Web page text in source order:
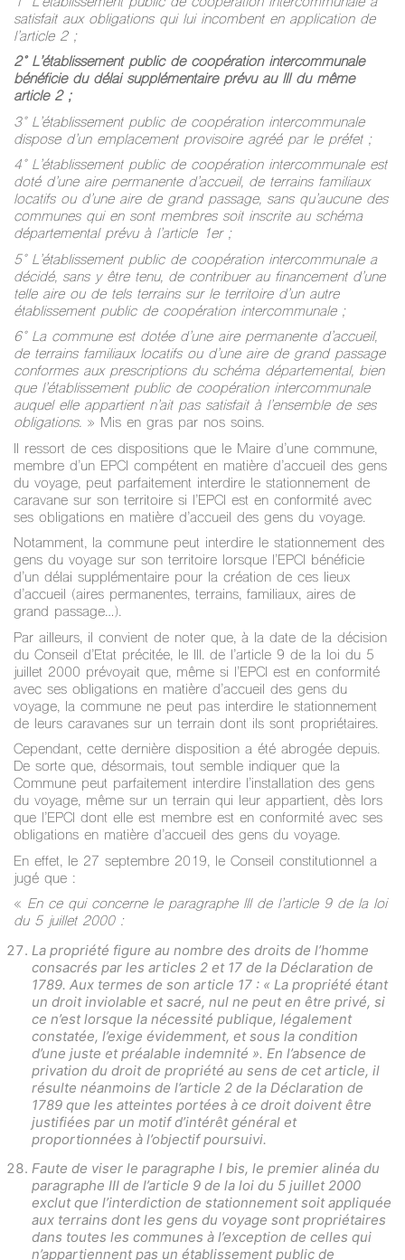
satisfait aux obligations qui lui incombent en application de
l’article 2 ;
2° L’établissement public de coopération intercommunale
bénéficie du délai supplémentaire prévu au III du même
article 2 ;
3° L’établissement public de coopération intercommunale
dispose d’un emplacement provisoire agréé par le préfet ;
4° L’établissement public de coopération intercommunale est
doté d’une aire permanente d’accueil, de terrains familiaux
locatifs ou d’une aire de grand passage, sans qu’aucune des
communes qui en sont membres soit inscrite au schéma
départemental prévu à l’article 1er ;
5° L’établissement public de coopération intercommunale a
décidé, sans y être tenu, de contribuer au financement d’une
telle aire ou de tels terrains sur le territoire d’un autre
établissement public de coopération intercommunale ;
6° La commune est dotée d’une aire permanente d’accueil,
de terrains familiaux locatifs ou d’une aire de grand passage
conformes aux prescriptions du schéma départemental, bien
que l’établissement public de coopération intercommunale
auquel elle appartient n’ait pas satisfait à l’ensemble de ses
obligations. » Mis en gras par nos soins.
Il ressort de ces dispositions que le Maire d’une commune,
membre d’un EPCI compétent en matière d’accueil des gens
du voyage, peut parfaitement interdire le stationnement de
caravane sur son territoire si l’EPCI est en conformité avec
ses obligations en matière d’accueil des gens du voyage.
Notamment, la commune peut interdire le stationnement des
gens du voyage sur son territoire lorsque l’EPCI bénéficie
d’un délai supplémentaire pour la création de ces lieux
d’accueil (aires permanentes, terrains, familiaux, aires de
grand passage…).
Par ailleurs, il convient de noter que, à la date de la décision
du Conseil d’Etat précitée, le III. de l’article 9 de la loi du 5
juillet 2000 prévoyait que, même si l’EPCI est en conformité
avec ses obligations en matière d’accueil des gens du
voyage, la commune ne peut pas interdire le stationnement
de leurs caravanes sur un terrain dont ils sont propriétaires.
Cependant, cette dernière disposition a été abrogée depuis.
De sorte que, désormais, tout semble indiquer que la
Commune peut parfaitement interdire l’installation des gens
du voyage, même sur un terrain qui leur appartient, dès lors
que l’EPCI dont elle est membre est en conformité avec ses
obligations en matière d’accueil des gens du voyage.
En effet, le 27 septembre 2019, le Conseil constitutionnel a
jugé que :
« En ce qui concerne le paragraphe III de l’article 9 de la loi
du 5 juillet 2000 :
La propriété figure au nombre des droits de l’homme
consacrés par les articles 2 et 17 de la Déclaration de
1789. Aux termes de son article 17 : « La propriété étant
un droit inviolable et sacré, nul ne peut en être privé, si
ce n’est lorsque la nécessité publique, légalement
constatée, l’exige évidemment, et sous la condition
d’une juste et préalable indemnité ». En l’absence de
privation du droit de propriété au sens de cet article, il
résulte néanmoins de l’article 2 de la Déclaration de
1789 que les atteintes portées à ce droit doivent être
justifiées par un motif d’intérêt général et
proportionnées à l’objectif poursuivi.
Faute de viser le paragraphe I bis, le premier alinéa du
paragraphe III de l’article 9 de la loi du 5 juillet 2000
exclut que l’interdiction de stationnement soit appliquée
aux terrains dont les gens du voyage sont propriétaires
dans toutes les communes à l’exception de celles qui
n’appartiennent pas un établissement public de